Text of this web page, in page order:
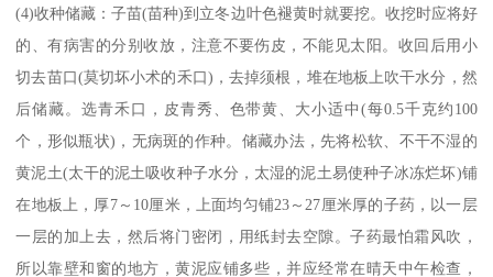
(4)收种储藏：子苗(苗种)到立冬边叶色褪黄时就要挖。收挖时应将好
的、有病害的分别收放，注意不要伤皮，不能见太阳。收回后用小
切去苗口(莫切坏小术的禾口)，去掉须根，堆在地板上吹干水分，然
后储藏。选青禾口，皮青秀、色带黄、大小适中(每0.5千克约100
个，形似瓶状)，无病斑的作种。储藏办法，先将松软、不干不湿的
黄泥土(太干的泥土吸收种子水分，太湿的泥土易使种子冰冻烂坏)铺
在地板上，厚7～10厘米，上面均匀铺23～27厘米厚的子药，以一层
一层的加上去，然后将门密闭，用纸封去空隙。子药最怕霜风吹，
所以靠壁和窗的地方，黄泥应铺多些，并应经常在晴天中午检查，